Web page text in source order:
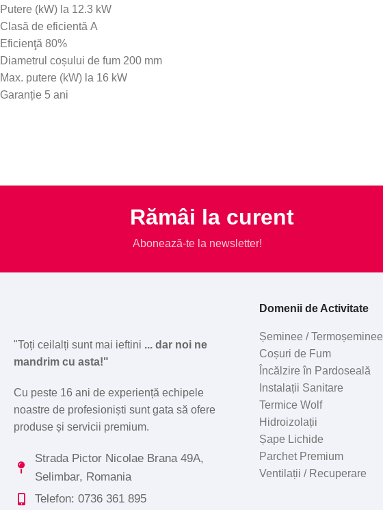
Putere (kW) la 12.3 kW
Clasă de eficientă A
Eficienţă 80%
Diametrul coșului de fum 200 mm
Max. putere (kW) la 16 kW
Garanție 5 ani
Rămâi la curent
Abonează-te la newsletter!
"Toți ceilalți sunt mai ieftini ... dar noi ne
mandrim cu asta!"
Cu peste 16 ani de experiență echipele
noastre de profesioniști sunt gata să ofere
produse și servicii premium.
Strada Pictor Nicolae Brana 49A,
Selimbar, Romania
Telefon: 0736 361 895
Domenii de Activitate
Șeminee / Termoșeminee
Coșuri de Fum
Încălzire în Pardoseală
Instalații Sanitare
Termice Wolf
Hidroizolații
Șape Lichide
Parchet Premium
Ventilații / Recuperare